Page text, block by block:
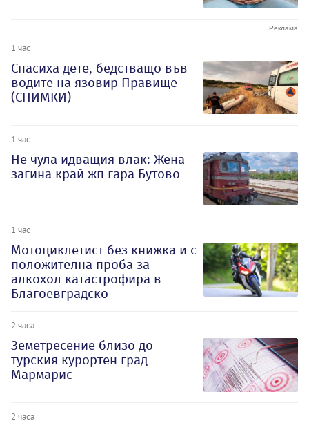
1 час
Спасиха дете, бедстващо във
водите на язовир Правище
(СНИМКИ)
1 час
Не чула идващия влак: Жена
загина край жп гара Бутово
1 час
Мотоциклетист без книжка и с
положителна проба за
алкохол катастрофира в
Благоевградско
2 часа
Земетресение близо до
турския курортен град
Мармарис
2 часа